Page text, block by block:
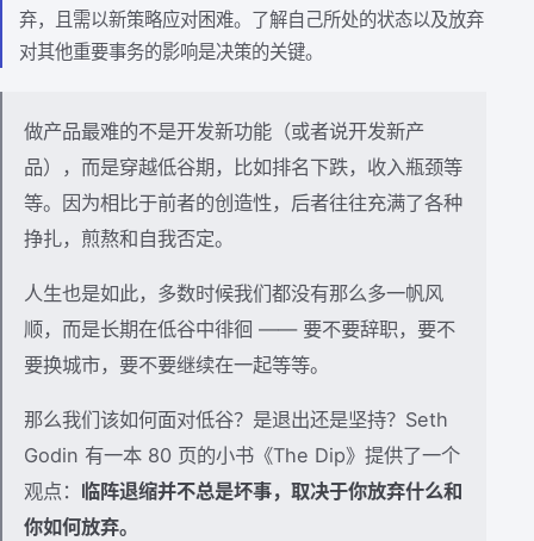
弃，且需以新策略应对困难。了解自己所处的状态以及放弃
对其他重要事务的影响是决策的关键。
做产品最难的不是开发新功能（或者说开发新产
品），而是穿越低谷期，比如排名下跌，收入瓶颈等
等。因为相比于前者的创造性，后者往往充满了各种
挣扎，煎熬和自我否定。
人生也是如此，多数时候我们都没有那么多一帆风
顺，而是长期在低谷中徘徊 —— 要不要辞职，要不
要换城市，要不要继续在一起等等。
那么我们该如何面对低谷？是退出还是坚持？Seth
Godin 有一本 80 页的小书《The Dip》提供了一个
观点： 临阵退缩并不总是坏事，取决于你放弃什么和
你如何放弃。